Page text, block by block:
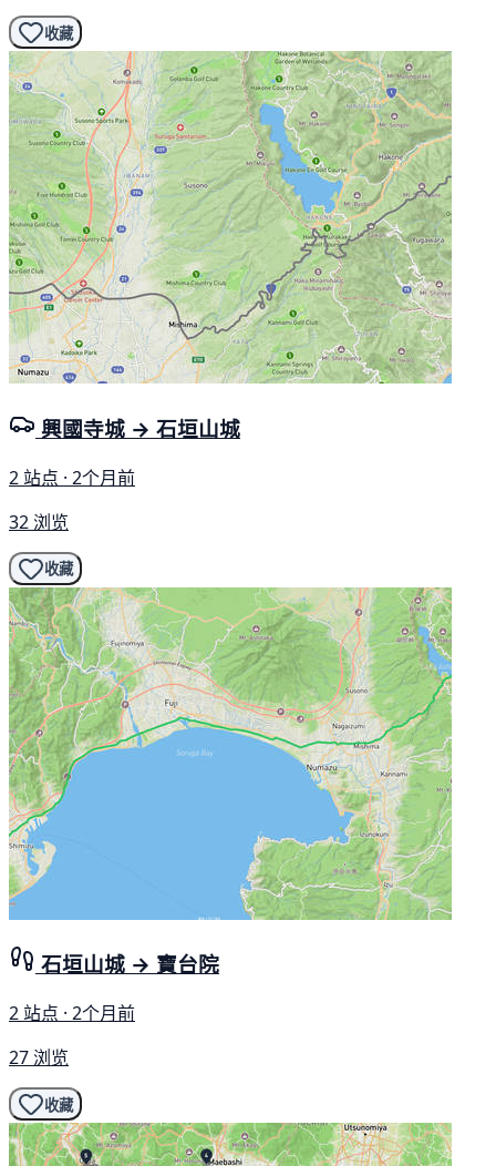
收藏
興國寺城 → 石垣山城
2 站点 · 2个月前
32 浏览
收藏
石垣山城 → 寶台院
2 站点 · 2个月前
27 浏览
收藏